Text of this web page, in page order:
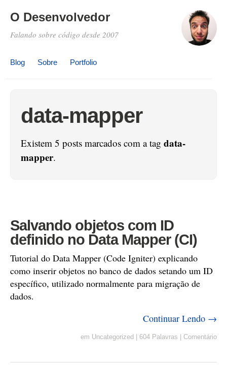
O Desenvolvedor
Falando sobre código desde 2007
Blog Sobre Portfolio
data-mapper
Existem 5 posts marcados com a tag data-
mapper.
Salvando objetos com ID
definido no Data Mapper (CI)
Tutorial do Data Mapper (Code Igniter) explicando
como inserir objetos no banco de dados setando um ID
específico, utilizado normalmente para migração de
dados.
Continuar Lendo →
em Uncategorized 604 Palavras Comentário